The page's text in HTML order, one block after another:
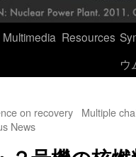
Multimedia Resources
ウ
on recovery
News
Multiple